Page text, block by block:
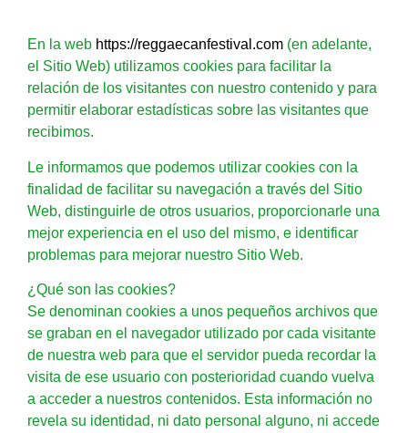
En la web https://reggaecanfestival.com (en adelante,
el Sitio Web) utilizamos cookies para facilitar la
relación de los visitantes con nuestro contenido y para
permitir elaborar estadísticas sobre las visitantes que
recibimos.
Le informamos que podemos utilizar cookies con la
finalidad de facilitar su navegación a través del Sitio
Web, distinguirle de otros usuarios, proporcionarle una
mejor experiencia en el uso del mismo, e identificar
problemas para mejorar nuestro Sitio Web.
¿Qué son las cookies?
Se denominan cookies a unos pequeños archivos que
se graban en el navegador utilizado por cada visitante
de nuestra web para que el servidor pueda recordar la
visita de ese usuario con posterioridad cuando vuelva
a acceder a nuestros contenidos. Esta información no
revela su identidad, ni dato personal alguno, ni accede